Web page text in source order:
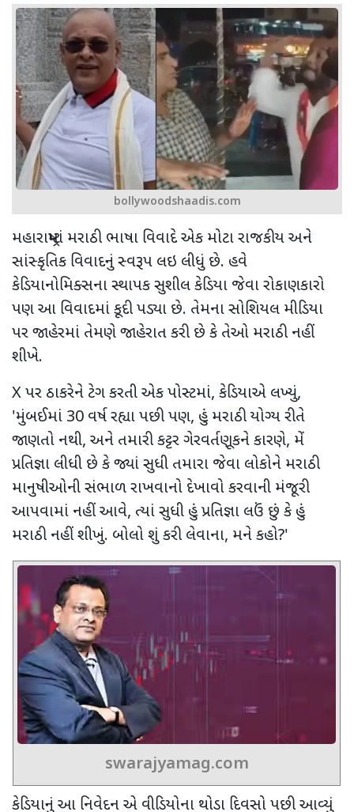
bollywoodshaadis.com
મહારાષ્ટ્રમાં મરાઠી ભાષા વિવાદે એક મોટા રાજકીય અને
સાંસ્કૃતિક વિવાદનું સ્વરૂપ લઇ લીધું છે. હવે
કેડિયાનોમિક્સના સ્થાપક સુશીલ કેડિયા જેવા રોકાણકારો
પણ આ વિવાદમાં કૂદી પડ્યા છે. તેમના સોશિયલ મીડિયા
પર જાહેરમાં તેમણે જાહેરાત કરી છે કે તેઓ મરાઠી નહીં
શીખે.
Xપર ઠાકરેને ટેગ કરતી એક પોસ્ટમાં, કેડિયાએ લખ્યું,
'મુંબઈમાં 30 વર્ષ રહ્યા પછી પણ, હું મરાઠી યોગ્ય રીતે
જાણતો નથી, અને તમારી કટ્ટર ગેરવર્તણૂકને કારણે, મેં
પ્રતિજ્ઞા લીધી છે કે જ્યાં સુધી તમારા જેવા લોકોને મરાઠી
માનુષીઓની સંભાળ રાખવાનો દેખાવો કરવાની મંજૂરી
આપવામાં નહીં આવે, ત્યાં સુધી હું પ્રતિજ્ઞા લઉં છું કે હું
મરાઠી નહીં શીખું. બોલો શું કરી લેવાના, મને કહો?'
swarajyamag.com
કેડિયાનું આ નિવેદન એ વીડિયોના થોડા દિવસો પછી આવ્યું